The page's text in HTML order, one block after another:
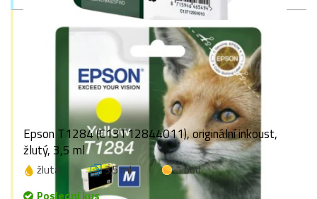
Epson T1284 (C13T12844011), originální inkoust,
žlutý, 3,5 ml
žlutá 3,5 ml
1 bod